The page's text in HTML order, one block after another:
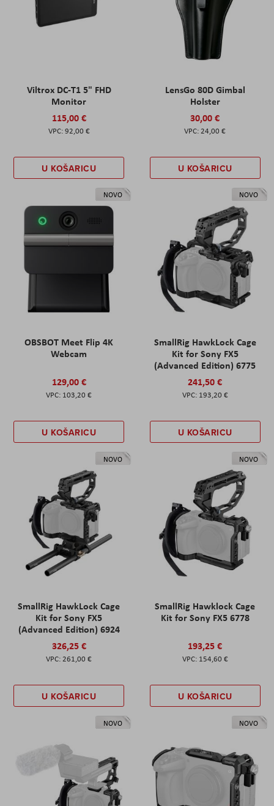
Viltrox DC-T1 5" FHD
Monitor
115,00 €
92,00 €
U KOŠARICU
LensGo 80D Gimbal
Holster
30,00 €
24,00 €
U KOŠARICU
NOVO
OBSBOT Meet Flip 4K
Webcam
129,00 €
103,20 €
U KOŠARICU
NOVO
SmallRig HawkLock Cage
Kit for Sony FX5
(Advanced Edition) 6775
241,50 €
193,20 €
U KOŠARICU
NOVO
SmallRig HawkLock Cage
Kit for Sony FX5
(Advanced Edition) 6924
326,25 €
261,00 €
U KOŠARICU
NOVO
SmallRig Hawklock Cage
Kit for Sony FX5 6778
193,25 €
154,60 €
U KOŠARICU
NOVO NOVO